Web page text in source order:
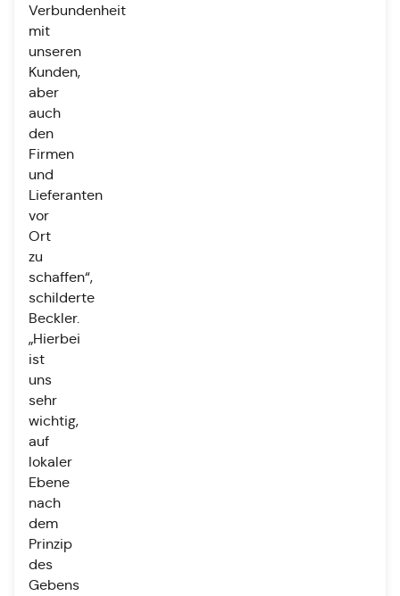
Verbundenheit
mit
unseren
Kunden,
aber
auch
den
Firmen
und
Lieferanten
vor
Ort
zu
schaffen“,
schilderte
Beckler.
„Hierbei
ist
uns
sehr
wichtig,
auf
lokaler
Ebene
nach
dem
Prinzip
des
Gebens